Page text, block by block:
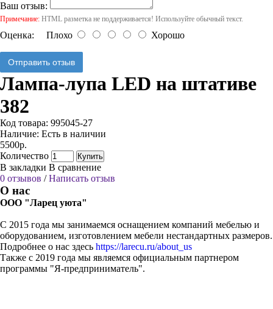
Ваш отзыв:
Примечание: HTML разметка не поддерживается! Используйте обычный текст.
Оценка: Плохо Хорошо
Отправить отзыв
Лампа-лупа LED на штативе
382
Код товара: 995045-27
Наличие: Есть в наличии
5500р.
Количество
Купить
В закладки В сравнение
0 отзывов /Написать отзыв
О нас
ООО "Ларец уюта"
С 2015 года мы занимаемся оснащением компаний мебелью и
оборудованием, изготовлением мебели нестандартных размеров.
Подробнее о нас здесь https://larecu.ru/about_us
Также с 2019 года мы являемся официальным партнером
программы "Я-предприниматель".